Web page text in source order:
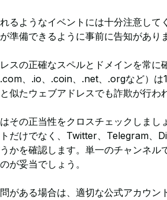
るようなイベントには十分注意して
準備できるように事前に告知があり
スの正確なスペルとドメインを常に
、.io、.coin、.net、.orgなど）
似たウェブアドレスでも詐欺が行わ
その正当性をクロスチェックしまし
だけでなく、Twitter、Telegram、
かを確認します。単一のチャンネル
が妥当でしょう。
がある場合は、適切な公式アカウン